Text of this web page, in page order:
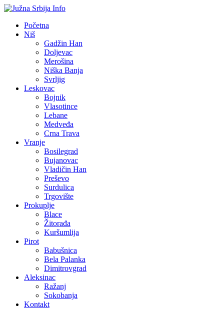
Početna
Niš
Gadžin Han
Doljevac
Merošina
Niška Banja
Svrljig
Leskovac
Bojnik
Vlasotince
Lebane
Medveđa
Crna Trava
Vranje
Bosilegrad
Bujanovac
Vladičin Han
Preševo
Surdulica
Trgovište
Prokuplje
Blace
Žitorađa
Kuršumlija
Pirot
Babušnica
Bela Palanka
Dimitrovgrad
Aleksinac
Ražanj
Sokobanja
Kontakt